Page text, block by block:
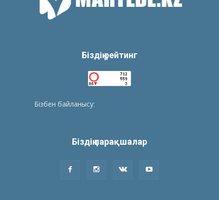
Біздің рейтинг
Бізбен байланысу:
Біздің парақшалар